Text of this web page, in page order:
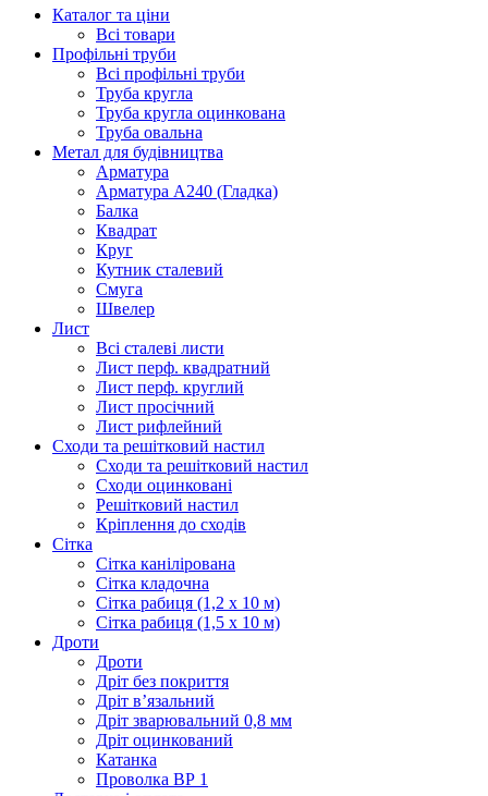
Каталог та ціни
Всі товари
Профільні труби
Всі профільні труби
Труба кругла
Труба кругла оцинкована
Труба овальна
Метал для будівництва
Арматура
Арматура А240 (Гладка)
Балка
Квадрат
Круг
Кутник сталевий
Смуга
Швелер
Лист
Всі сталеві листи
Лист перф. квадратний
Лист перф. круглий
Лист просічний
Лист рифлейний
Сходи та решітковий настил
Сходи та решітковий настил
Сходи оцинковані
Решітковий настил
Кріплення до сходів
Сітка
Сітка канілірована
Сітка кладочна
Сітка рабиця (1,2 x 10 м)
Сітка рабиця (1,5 x 10 м)
Дроти
Дроти
Дріт без покриття
Дріт в’язальний
Дріт зварювальний 0,8 мм
Дріт оцинкований
Катанка
Проволка ВР 1